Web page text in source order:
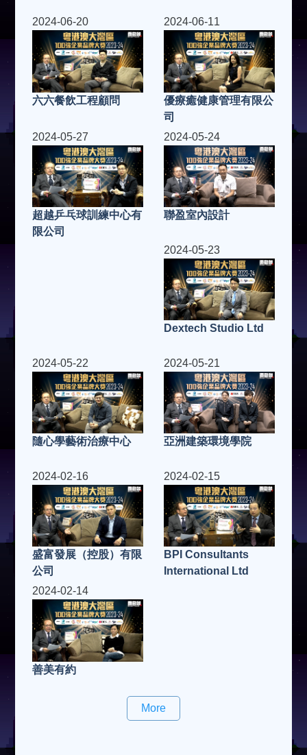
2024-06-20
六六餐飲工程顧問
2024-06-11
優療癒健康管理有限公
司
2024-05-27
超越乒乓球訓練中心有
限公司
2024-05-24
聯盈室內設計
2024-05-23
Dextech Studio Ltd
2024-05-22
隨心學藝術治療中心
2024-05-21
亞洲建築環境學院
2024-02-16
盛富發展（控股）有限
公司
2024-02-15
BPI Consultants
International Ltd
2024-02-14
善美有約
More